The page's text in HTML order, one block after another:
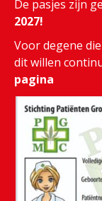
De pasjes zijn
2027!
Voor degene
dit willen
pagina